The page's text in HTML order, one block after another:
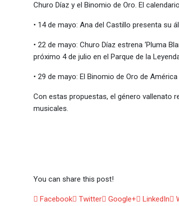
Churo Díaz y el Binomio de Oro. El
• 14 de mayo: Ana del Castillo presenta su
• 22 de mayo: Churo Díaz estrena ‘Pluma
próximo 4 de julio en el Parque de la
• 29 de mayo: El Binomio de Oro de
Con estas propuestas, el género vallenato
musicales.
You can share this post!
Facebook Twitter Google+ LinkedIn